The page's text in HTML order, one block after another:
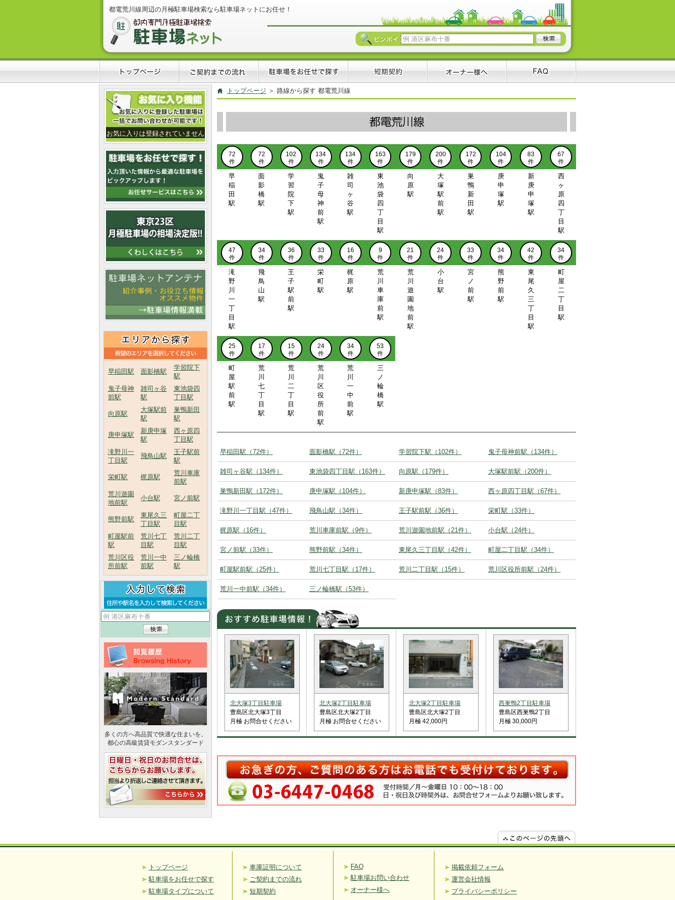
都電荒川線周辺の月極駐車場検索なら駐車場ネットにお任せ！
お気に入りは登録されていません
早稲田駅 面影橋駅
学習院下
駅
鬼子母神
前駅
雑司ヶ谷
駅
東池袋四
丁目駅
向原駅
大塚駅前
駅
巣鴨新田
駅
庚申塚駅
新庚申塚
駅
西ヶ原四
丁目駅
滝野川一
丁目駅
飛鳥山駅
王子駅前
駅
栄町駅 梶原駅
荒川車庫
前駅
荒川遊園
地前駅
小台駅 宮ノ前駅
熊野前駅
東尾久三
丁目駅
町屋二丁
目駅
町屋駅前
駅
荒川七丁
目駅
荒川二丁
目駅
荒川区役
所前駅
荒川一中
前駅
三ノ輪橋
駅
多くの方へ高品質で快適な住まいを。
都心の高級賃貸モダンスタンダード
トップページ 路線から探す 都電荒川線
72
件
早
稲
田
駅
72
件
面
影
橋
駅
102
件
学
習
院
下
駅
134
件
鬼
子
母
神
前
駅
134
件
雑
司
ヶ
谷
駅
163
件
東
池
袋
四
丁
目
駅
179
件
向
原
駅
200
件
大
塚
駅
前
駅
172
件
巣
鴨
新
田
駅
104
件
庚
申
塚
駅
83
件
新
庚
申
塚
駅
67
件
西
ヶ
原
四
丁
目
駅
47
件
滝
野
川
一
丁
目
駅
34
件
飛
鳥
山
駅
36
件
王
子
駅
前
駅
33
件
栄
町
駅
16
件
梶
原
駅
9
件
荒
川
車
庫
前
駅
21
件
荒
川
遊
園
地
前
駅
24
件
小
台
駅
33
件
宮
ノ
前
駅
34
件
熊
野
前
駅
42
件
東
尾
久
三
丁
目
駅
34
件
町
屋
二
丁
目
駅
25
件
町
屋
駅
前
駅
17
件
荒
川
七
丁
目
駅
15
件
荒
川
二
丁
目
駅
24
件
荒
川
区
役
所
前
駅
34
件
荒
川
一
中
前
駅
53
件
三
ノ
輪
橋
駅
早稲田駅（72件） 面影橋駅（72件） 学習院下駅（102件） 鬼子母神前駅（134件）
雑司ヶ谷駅（134件） 東池袋四丁目駅（163件） 向原駅（179件） 大塚駅前駅（200件）
巣鴨新田駅（172件） 庚申塚駅（104件） 新庚申塚駅（83件） 西ヶ原四丁目駅（67件）
滝野川一丁目駅（47件） 飛鳥山駅（34件） 王子駅前駅（36件） 栄町駅（33件）
梶原駅（16件） 荒川車庫前駅（9件） 荒川遊園地前駅（21件） 小台駅（24件）
宮ノ前駅（33件） 熊野前駅（34件） 東尾久三丁目駅（42件） 町屋二丁目駅（34件）
町屋駅前駅（25件） 荒川七丁目駅（17件） 荒川二丁目駅（15件） 荒川区役所前駅（24件）
荒川一中前駅（34件） 三ノ輪橋駅（53件）
北大塚3丁目駐車場
豊島区北大塚3丁目
月極 お問合せください
北大塚2丁目駐車場
豊島区北大塚2丁目
月極 お問合せください
北大塚2丁目駐車場
豊島区北大塚2丁目
月極 42,000円
西巣鴨2丁目駐車場
豊島区西巣鴨2丁目
月極 30,000円
トップページ
駐車場をお任せで探す
駐車場タイプについて
車庫証明について
ご契約までの流れ
短期契約
FAQ
駐車場お問い合わせ
オーナー様へ
掲載依頼フォーム
運営会社情報
プライバシーポリシー